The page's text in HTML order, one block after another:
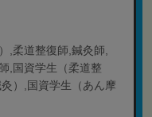
,柔道整復師,鍼灸師,
,国資学生（柔道整
）,国資学生（あん摩